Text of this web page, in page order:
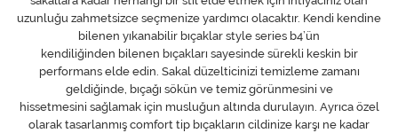
uzunluğu zahmetsizce seçmenize yardımcı olacaktır. Kendi kendine
bilenen yıkanabilir bıçaklar style series b4’ün
kendiliğinden bilenen bıçakları sayesinde sürekli keskin bir
performans elde edin. Sakal düzelticinizi temizleme zamanı
geldiğinde, bıçağı sökün ve temiz görünmesini ve
hissetmesini sağlamak için musluğun altında durulayın. Ayrıca özel
olarak tasarlanmış comfort tip bıçakların cildinize karşı ne kadar